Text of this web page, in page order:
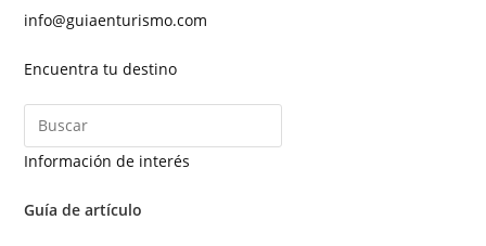
info@guiaenturismo.com
Encuentra tu destino
Información de interés
Guía de artículo